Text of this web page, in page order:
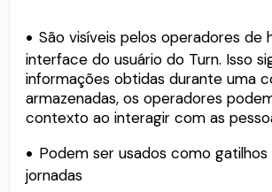
São visíveis pelos operadores de
interface do usuário do Turn. Isso
informações obtidas durante uma
armazenadas, os operadores
contexto ao interagir com as
Podem ser usados como
jornadas